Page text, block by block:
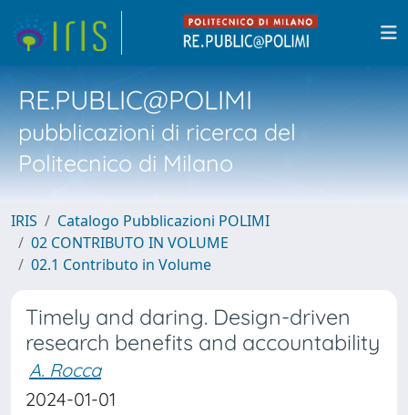
RE.PUBLIC@POLIMI
pubblicazioni di ricerca del
Politecnico di Milano
IRIS
Catalogo Pubblicazioni POLIMI
02 CONTRIBUTO IN VOLUME
02.1 Contributo in Volume
Timely and daring. Design-driven
research benefits and accountability
A. Rocca
2024-01-01